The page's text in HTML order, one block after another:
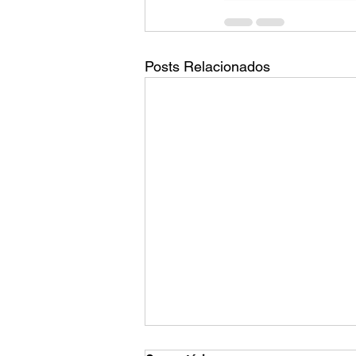
Posts Relacionados